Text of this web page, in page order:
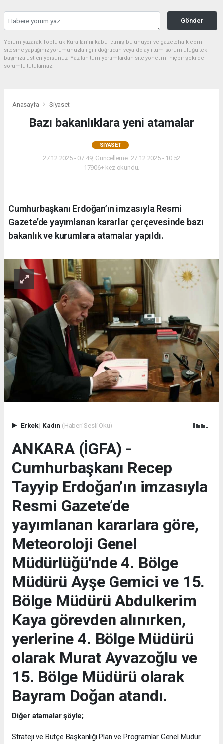
Gönder
Yorum yazarak Topluluk Kuralları’nı kabul etmiş bulunuyor ve gazetehalk.com
sitesine yaptığınız yorumunuzla ilgili doğrudan veya dolaylı tüm sorumluluğu tek
başınıza üstleniyorsunuz. Yazılan tüm yorumlardan site yönetimi hiçbir şekilde
sorumlu tutulamaz.
Anasayfa Siyaset
Bazı bakanlıklara yeni atamalar
SIYASET
27.12.2025 - 07:49, Güncelleme: 27.12.2025 - 10:52
17906+ kez okundu.
Cumhurbaşkanı Erdoğan’ın imzasıyla Resmi
Gazete’de yayımlanan kararlar çerçevesinde bazı
bakanlık ve kurumlara atamalar yapıldı.
Erkek| Kadın (Haberi Sesli Oku)
ANKARA (İGFA) -
Cumhurbaşkanı Recep
Tayyip Erdoğan’ın imzasıyla
Resmi Gazete’de
yayımlanan kararlara göre,
Meteoroloji Genel
Müdürlüğü'nde 4. Bölge
Müdürü Ayşe Gemici ve 15.
Bölge Müdürü Abdulkerim
Kaya görevden alınırken,
yerlerine 4. Bölge Müdürü
olarak Murat Ayvazoğlu ve
15. Bölge Müdürü olarak
Bayram Doğan atandı.
Diğer atamalar şöyle;
Strateji ve Bütçe Başkanlığı Plan ve Programlar Genel Müdür